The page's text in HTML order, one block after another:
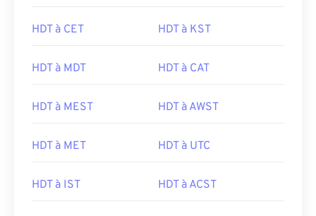
HDT à CET HDT à KST
HDT à MDT HDT à CAT
HDT à MEST HDT à AWST
HDT à MET HDT à UTC
HDT à IST HDT à ACST